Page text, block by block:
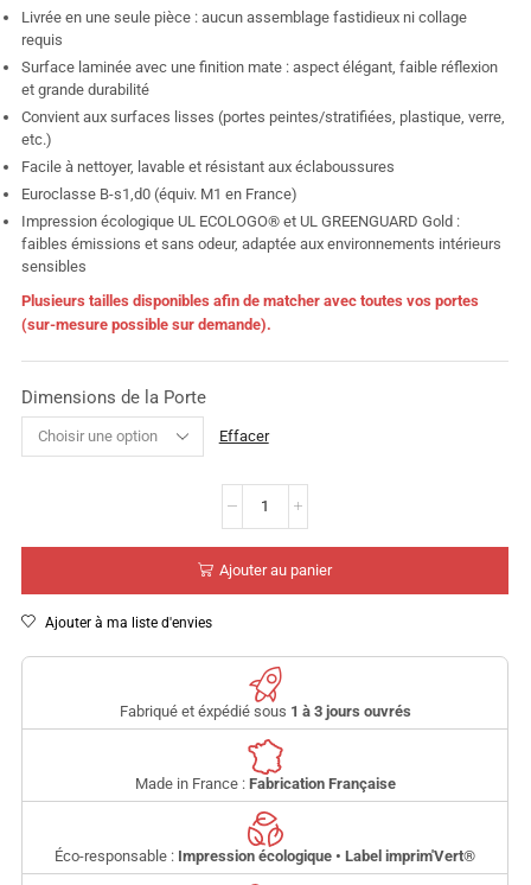
Livrée en une seule pièce : aucun assemblage fastidieux ni collage
requis
Surface laminée avec une finition mate : aspect élégant, faible réflexion
et grande durabilité
Convient aux surfaces lisses (portes peintes/stratifiées, plastique, verre,
etc.)
Facile à nettoyer, lavable et résistant aux éclaboussures
Euroclasse B-s1,d0 (équiv. M1 en France)
Impression écologique UL ECOLOGO® et UL GREENGUARD Gold :
faibles émissions et sans odeur, adaptée aux environnements intérieurs
sensibles
Plusieurs tailles disponibles afin de matcher avec toutes vos portes
(sur-mesure possible sur demande).
Dimensions de la Porte
Effacer
Ajouter au panier
Ajouter à ma liste d'envies
Fabriqué et éxpédié sous 1 à 3 jours ouvrés
Made in France : Fabrication Française
Éco-responsable : Impression écologique • Label imprim'Vert®